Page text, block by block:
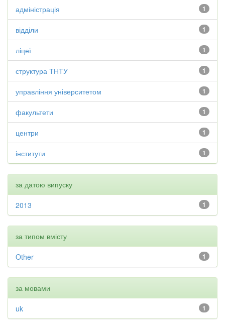
1
адміністрація
1
відділи
1
ліцеї
1
структура ТНТУ
1
управління університетом
1
факультети
1
центри
1
інститути
за датою випуску
1
2013
за типом вмісту
1
Other
за мовами
1
uk